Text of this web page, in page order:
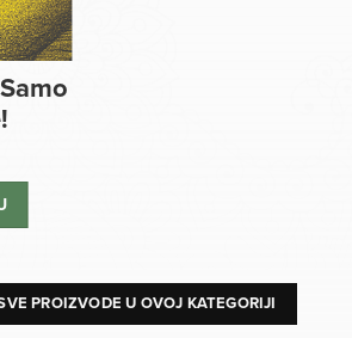
PROIZVODE U OVOJ KATEGORIJI